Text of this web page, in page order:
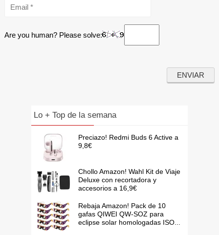
Are you human? Please solve:
Lo + Top de la semana
Preciazo! Redmi Buds 6 Active a
9,8€
Chollo Amazon! Wahl Kit de Viaje
Deluxe con recortadora y
accesorios a 16,9€
Rebaja Amazon! Pack de 10
gafas QIWEI QW-SOZ para
eclipse solar homologadas ISO...